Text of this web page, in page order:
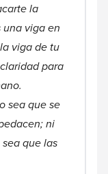
la
viga en
viga de tu
para
sea que se
ni
que las